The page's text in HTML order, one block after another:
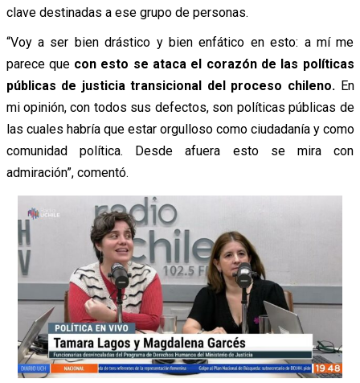
clave destinadas a ese grupo de personas.
“Voy a ser bien drástico y bien enfático en esto: a mí me
parece quecon esto se ataca el corazón de las políticas
públicas de justicia transicional del proceso chileno.En
mi opinión, con todos sus defectos, son políticas públicas de
las cuales habría que estar orgulloso como ciudadanía y como
comunidad política. Desde afuera esto se mira con
admiración”, comentó.